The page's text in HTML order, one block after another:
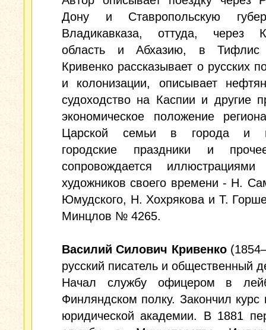
Дону и Ставропольскую
Владикавказа, оттуда, через
область и Абхазию, в
Кривенко рассказывает о русских
и колонизации, описывает
судоходство на Каспии и другие
экономическое положение
Царской семьи в города и
городские праздники и
сопровождается
художников своего времени - Н.
Юмудского, Н. Хохрякова и Т.
Минцлов № 4265.
Василий Силович Кривенко
русский писатель и общественный
Начал службу офицером в
Финляндском полку. Закончил курс
юридической академии. В 1881